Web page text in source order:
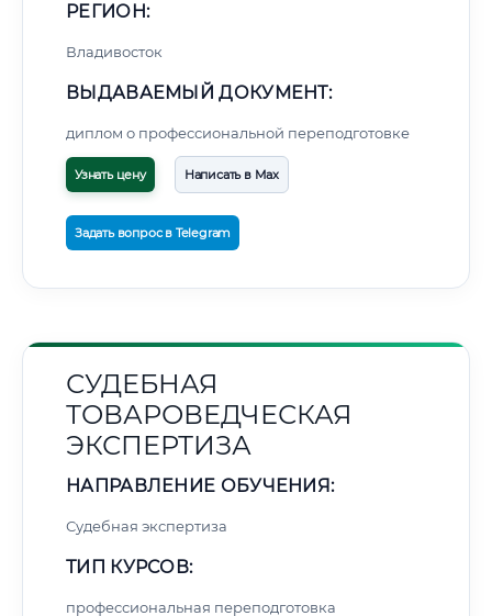
РЕГИОН:
Владивосток
ВЫДАВАЕМЫЙ ДОКУМЕНТ:
диплом о профессиональной переподготовке
Узнать цену Написать в Max
Задать вопрос в Telegram
СУДЕБНАЯ
ТОВАРОВЕДЧЕСКАЯ
ЭКСПЕРТИЗА
НАПРАВЛЕНИЕ ОБУЧЕНИЯ:
Судебная экспертиза
ТИП КУРСОВ:
профессиональная переподготовка